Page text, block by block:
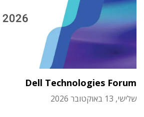
Dell Technologies Forum
שלישי, 13 באוקטובר 2026